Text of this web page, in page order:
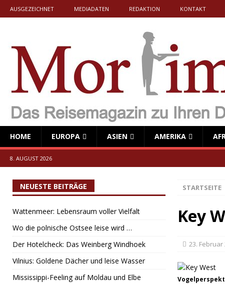
AUSGEZEICHNET MEDIADATEN REDAKTION KONTAKT
HOME EUROPA ASIEN AMERIKA
8. AUGUST 2026
STARTSEITE
Key
23. Februar
NEUESTE BEITRÄGE
Wattenmeer: Lebensraum voller Vielfalt
Wo die polnische Ostsee leise wird …
Der Hotelcheck: Das Weinberg Windhoek
Vilnius: Goldene Dächer und leise Wasser
Mississippi-Feeling auf Moldau und Elbe